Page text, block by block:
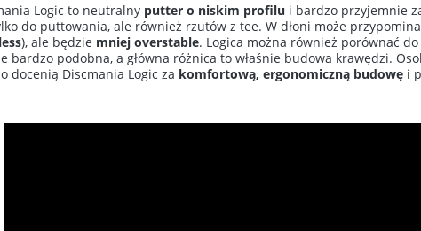
Logic to neutralny putter o niskim profilu i bardzo przyjemnie
do puttowania, ale również rzutów z tee. W dłoni może
), ale będzie mniej overstable. Logica można również porównać
bardzo podobna, a główna różnica to właśnie budowa krawędzi.
docenią Discmania Logic za komfortową, ergonomiczną budowę i